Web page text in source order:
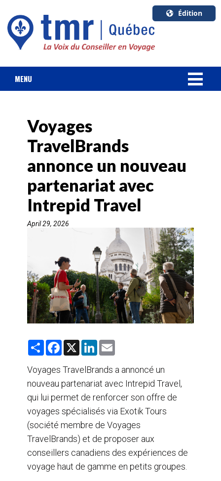
Édition
U.S.A.
English
Canada
MENU
FORFAIT VACANCES
CROISIÈRES
HOTELS & RESORTS
DESTINATIONS
AGENTS DE VOYAGE
FORMATION & RESSOURCES
Voyages
TravelBrands
annonce un nouveau
partenariat avec
Intrepid Travel
April 29, 2026
S
r
e
F
e
b
o
o
k
X
L
k
e
d
n
i
l
Voyages TravelBrands a annoncé un
nouveau partenariat avec Intrepid Travel,
qui lui permet de renforcer son offre de
voyages spécialisés via Exotik Tours
(société membre de Voyages
TravelBrands) et de proposer aux
conseillers canadiens des expériences de
voyage haut de gamme en petits groupes.